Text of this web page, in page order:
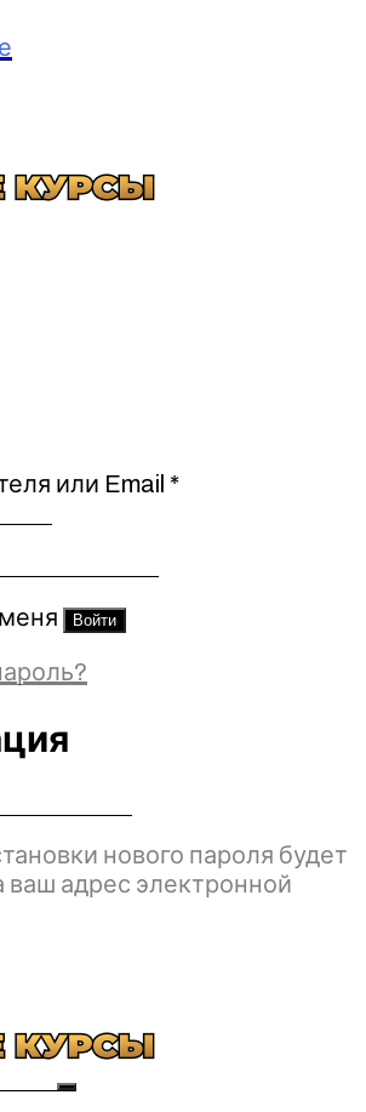
или Email *Обязательно
Войти
нового пароля будет
ваш адрес электронной